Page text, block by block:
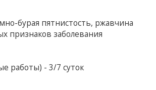
бурая пятнистость, ржавчина
признаков заболевания
работы) - 3/7 суток